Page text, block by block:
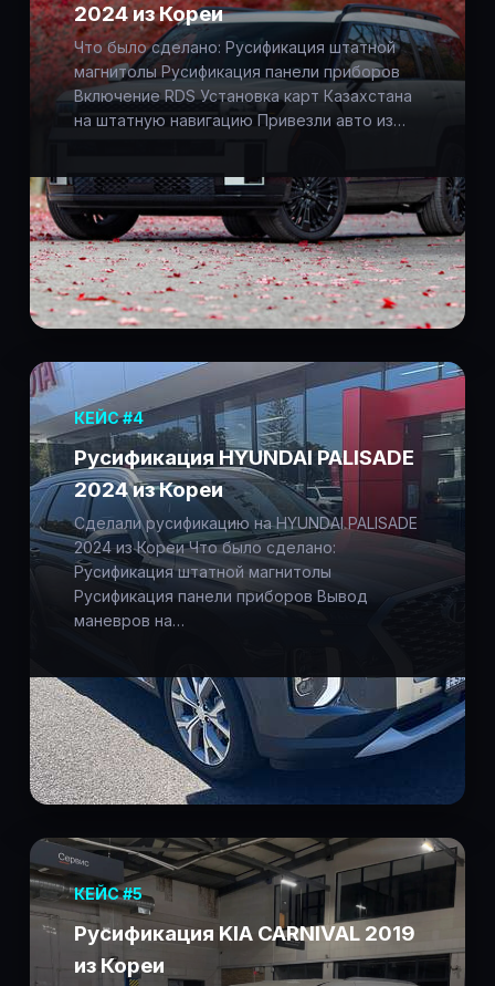
2024 из Кореи
Что было сделано: Русификация штатной
магнитолы Русификация панели приборов
Включение RDS Установка карт Казахстана
на штатную навигацию Привезли авто из…
КЕЙС #4
Русификация HYUNDAI PALISADE
2024 из Кореи
Сделали русификацию на HYUNDAI PALISADE
2024 из Кореи Что было сделано:
Русификация штатной магнитолы
Русификация панели приборов Вывод
маневров на…
КЕЙС #5
Русификация KIA CARNIVAL 2019
из Кореи